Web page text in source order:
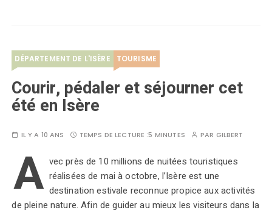
DÉPARTEMENT DE L'ISÈRE TOURISME
Courir, pédaler et séjourner cet
été en Isère
IL Y A 10 ANS TEMPS DE LECTURE :5 MINUTES PAR GILBERT
A vec près de 10 millions de nuitées touristiques
réalisées de mai à octobre, l’Isère est une
destination estivale reconnue propice aux activités
de pleine nature. Afin de guider au mieux les visiteurs dans la